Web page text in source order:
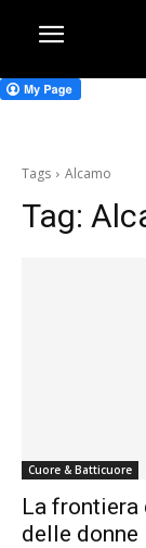
Tags Alcamo
Tag:
Cuore & Batticuore
La frontiera
delle donne